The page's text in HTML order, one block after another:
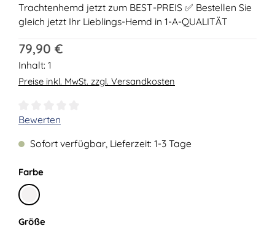
Trachtenhemd jetzt zum BEST-PREIS ✅ Bestellen Sie
gleich jetzt Ihr Lieblings-Hemd in 1-A-QUALITÄT
Regulärer Preis:
79,90 €
Inhalt: 1
Preise inkl. MwSt. zzgl. Versandkosten
Durchschnittliche Bewertung von 0 von 5 Sternen
Bewerten
Sofort verfügbar, Lieferzeit: 1-3 Tage
Farbeauswählen
Weiß
Größeauswählen